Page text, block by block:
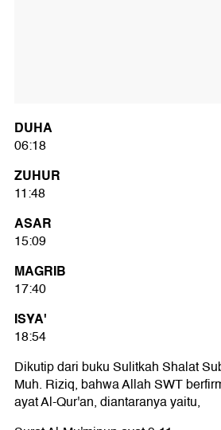
DUHA
06:18
ZUHUR
11:48
ASAR
15:09
MAGRIB
17:40
ISYA'
18:54
Dikutip dari buku Sulitkah Shalat
Muh. Riziq, bahwa Allah SWT
ayat Al-Qur'an, diantaranya yaitu,